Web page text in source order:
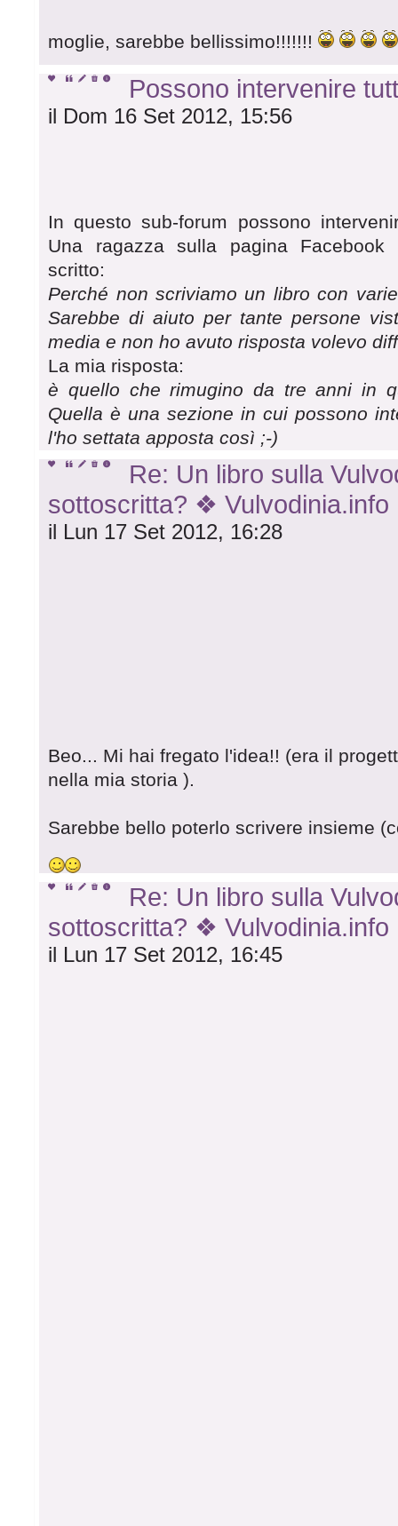
moglie, sarebbe bellissimo!!!!!!!
Possono intervenire
il Dom 16 Set 2012, 15:56
In questo sub-forum possono
Una ragazza sulla pagina Facebook
scritto:
Perché non scriviamo un libro con
Sarebbe di aiuto per tante persone
media e non ho avuto risposta volevo
La mia risposta:
è quello che rimugino da tre anni in
Quella è una sezione in cui possono
l'ho settata apposta così ;-)
Re: Un libro sulla
sottoscritta? ❖ Vulvodinia.info
il Lun 17 Set 2012, 16:28
Beo... Mi hai fregato l'idea!! (era il
nella mia storia ).
Sarebbe bello poterlo scrivere insieme
Re: Un libro sulla
sottoscritta? ❖ Vulvodinia.info
il Lun 17 Set 2012, 16:45